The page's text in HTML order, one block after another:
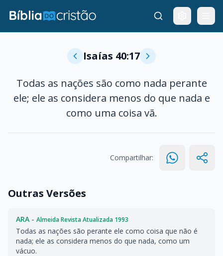
Isaías 40:17
Todas as nações são como nada perante
ele; ele as considera menos do que nada e
como uma coisa vã.
Compartilhar:
Outras Versões
ARA - Almeida Revista Atualizada 1993
Todas as nações são perante ele como coisa que não é
nada; ele as considera menos do que nada, como um
vácuo.